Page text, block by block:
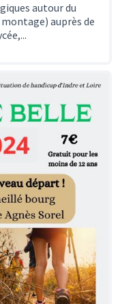
autour du
auprès de